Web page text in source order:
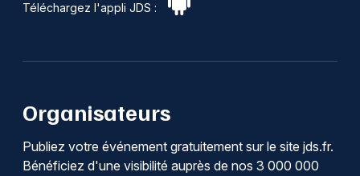
Téléchargez l'appli JDS :
Organisateurs
Publiez votre événement gratuitement sur le site jds.fr.
Bénéficiez d'une visibilité auprès de nos 3 000 000